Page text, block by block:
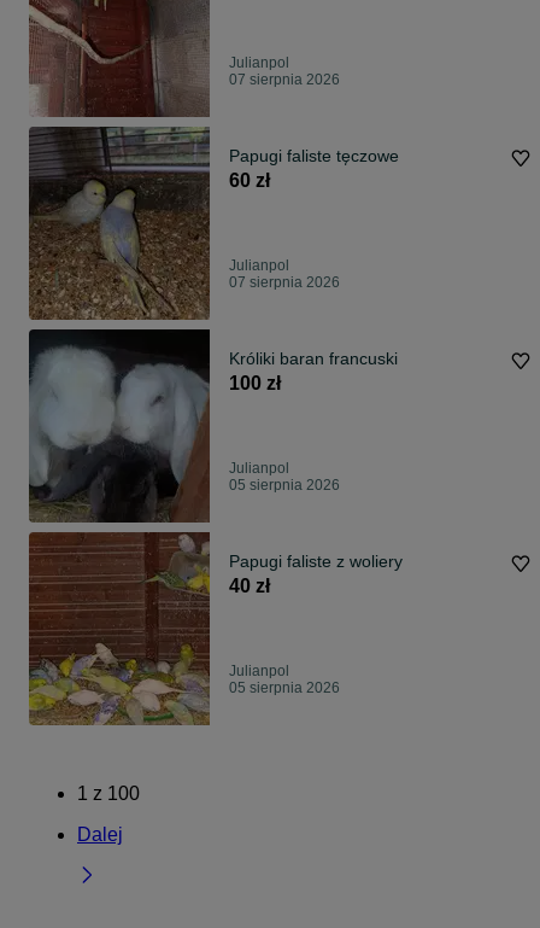
Julianpol
07 sierpnia 2026
Papugi faliste tęczowe
60 zł
Julianpol
07 sierpnia 2026
Króliki baran francuski
100 zł
Julianpol
05 sierpnia 2026
Papugi faliste z woliery
40 zł
Julianpol
05 sierpnia 2026
1 z 100
Dalej